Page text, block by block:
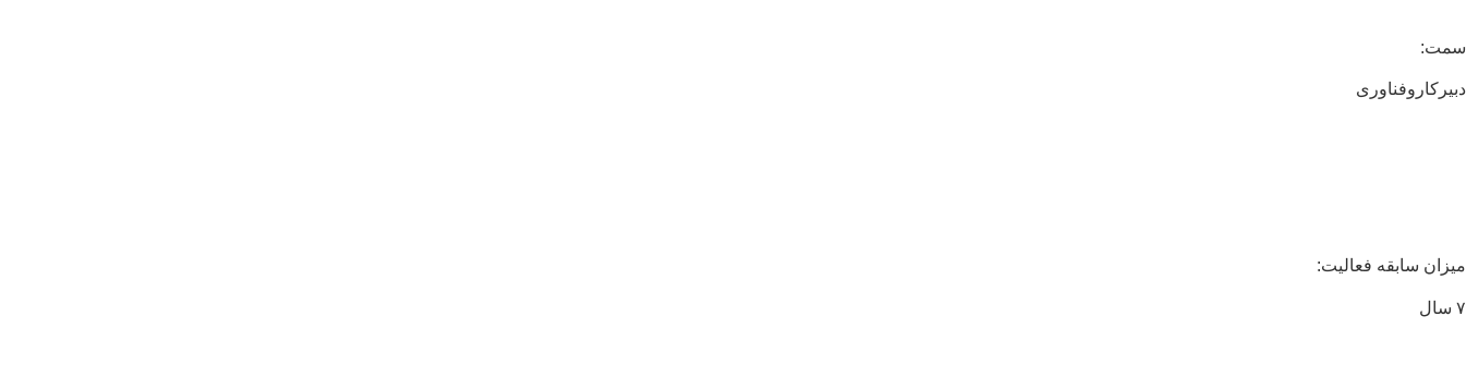
سمت:
دبیرکاروفناوری
میزان سابقه فعالیت:
۷ سال